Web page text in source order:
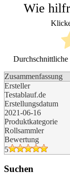
Wie
Zusammenfassung
Ersteller
Testablauf.de
Erstellungsdatum
2021-06-16
Produktkategorie
Rollsammler
Bewertung
5
Suchen